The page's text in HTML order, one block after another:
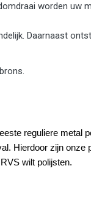
worden uw
Daarnaast
reguliere metal
Hierdoor zijn
wilt polijsten.